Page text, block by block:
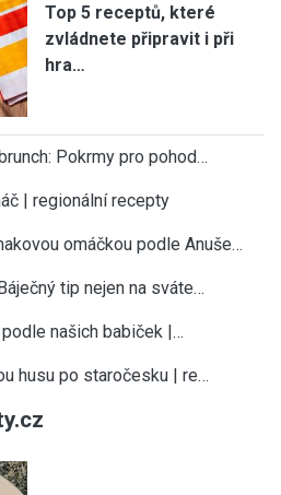
Top 5 receptů, které
zvládnete připravit i při
hra…
Pokrmy pro pohod…
| regionální recepty
omáčkou podle Anuše…
tip nejen na sváte…
našich babiček |…
husu po staročesku | re…